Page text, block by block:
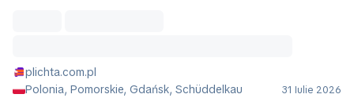
plichta.com.pl
Polonia, Pomorskie, Gdańsk, Schüddelkau
31 Iulie 2026